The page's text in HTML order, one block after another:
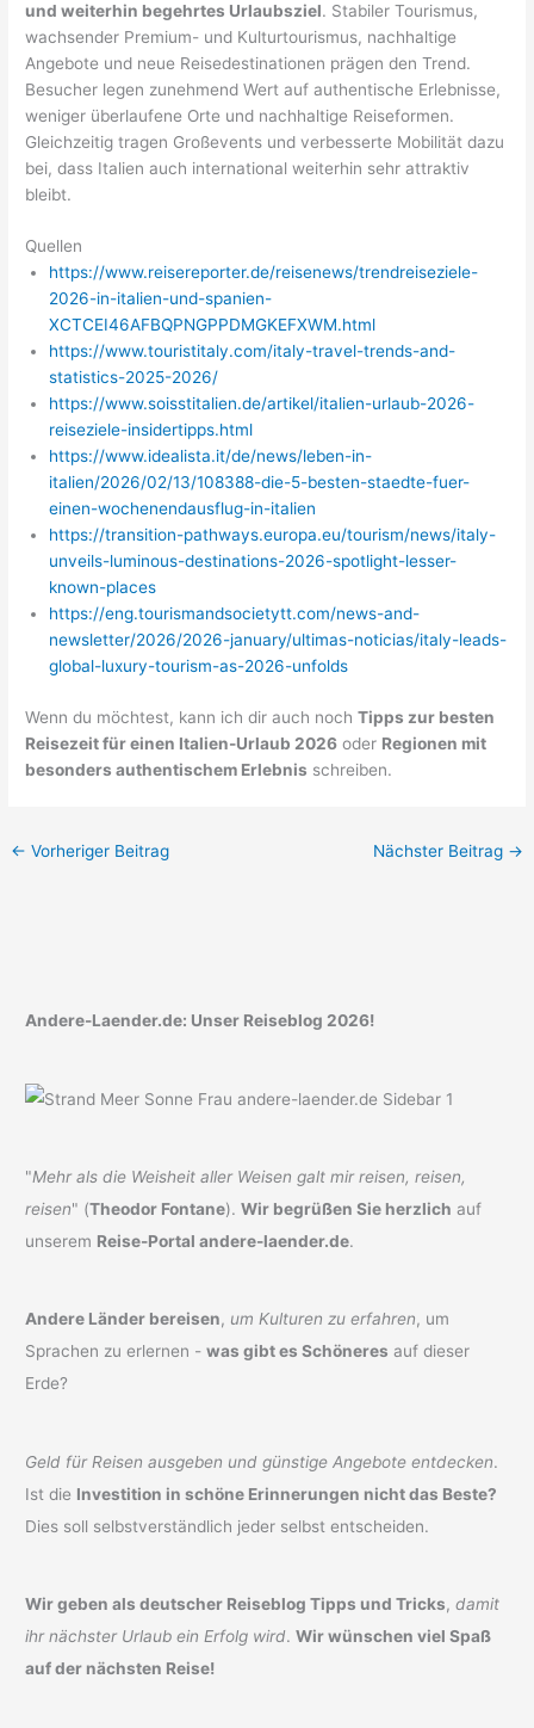
und weiterhin begehrtes Urlaubsziel. Stabiler Tourismus,
wachsender Premium- und Kulturtourismus, nachhaltige
Angebote und neue Reisedestinationen prägen den Trend.
Besucher legen zunehmend Wert auf authentische Erlebnisse,
weniger überlaufene Orte und nachhaltige Reiseformen.
Gleichzeitig tragen Großevents und verbesserte Mobilität dazu
bei, dass Italien auch international weiterhin sehr attraktiv
bleibt.
Quellen
https://www.reisereporter.de/reisenews/trendreiseziele-
2026-in-italien-und-spanien-
XCTCEI46AFBQPNGPPDMGKEFXWM.html
https://www.touristitaly.com/italy-travel-trends-and-
statistics-2025-2026/
https://www.soisstitalien.de/artikel/italien-urlaub-2026-
reiseziele-insidertipps.html
https://www.idealista.it/de/news/leben-in-
italien/2026/02/13/108388-die-5-besten-staedte-fuer-
einen-wochenendausflug-in-italien
https://transition-pathways.europa.eu/tourism/news/italy-
unveils-luminous-destinations-2026-spotlight-lesser-
known-places
https://eng.tourismandsocietytt.com/news-and-
newsletter/2026/2026-january/ultimas-noticias/italy-leads-
global-luxury-tourism-as-2026-unfolds
Wenn du möchtest, kann ich dir auch nochTipps zur besten
Reisezeit für einen Italien-Urlaub 2026 oder Regionen mit
besonders authentischem Erlebnis schreiben.
← Vorheriger Beitrag Nächster Beitrag →
Andere-Laender.de: Unser Reiseblog 2026!
"Mehr als die Weisheit aller Weisen galt mir reisen, reisen,
reisen" (Theodor Fontane).Wir begrüßen Sie herzlich auf
unserem Reise-Portal andere-laender.de.
Andere Länder bereisen, um Kulturen zu erfahren, um
Sprachen zu erlernen -was gibt es Schöneres auf dieser
Erde?
Geld für Reisen ausgeben und günstige Angebote entdecken.
Ist die Investition in schöne Erinnerungen nicht das Beste?
Dies soll selbstverständlich jeder selbst entscheiden.
Wir geben als deutscher Reiseblog Tipps und Tricks,damit
ihr nächster Urlaub ein Erfolg wird.Wir wünschen viel Spaß
auf der nächsten Reise!